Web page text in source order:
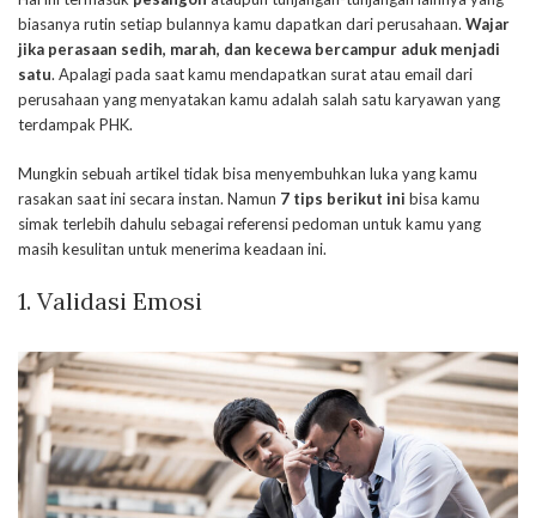
biasanya rutin setiap bulannya kamu dapatkan dari perusahaan. Wajar
jika perasaan sedih, marah, dan kecewa bercampur aduk menjadi
satu. Apalagi pada saat kamu mendapatkan surat atau email dari
perusahaan yang menyatakan kamu adalah salah satu karyawan yang
terdampak PHK.
Mungkin sebuah artikel tidak bisa menyembuhkan luka yang kamu
rasakan saat ini secara instan. Namun 7 tips berikut ini bisa kamu
simak terlebih dahulu sebagai referensi pedoman untuk kamu yang
masih kesulitan untuk menerima keadaan ini.
1. Validasi Emosi